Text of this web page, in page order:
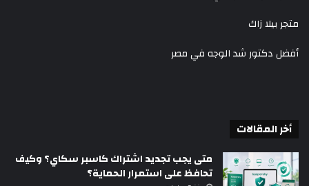
متجر بيلا زاك
أفضل دكتور شد الوجه في مصر
أخر المقالات
متى يجب تجديد اشتراك كاسبر سكاي؟ وكيف
تحافظ على استمرار الحماية؟